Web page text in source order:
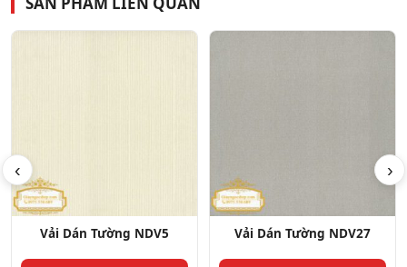
‹
Vải Dán Tường NDV27 Vải Dán Tường NDV6
›